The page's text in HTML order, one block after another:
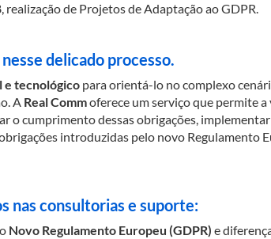
de Projetos de Adaptação ao GDPR.
delicado processo.
e tecnológico para orientá-lo no complexo
A Real Commoferece um serviço que permite
o cumprimento dessas obrigações,
introduzidas pelo novo Regulamento
nas consultorias e suporte:
Novo Regulamento Europeu (GDPR) e